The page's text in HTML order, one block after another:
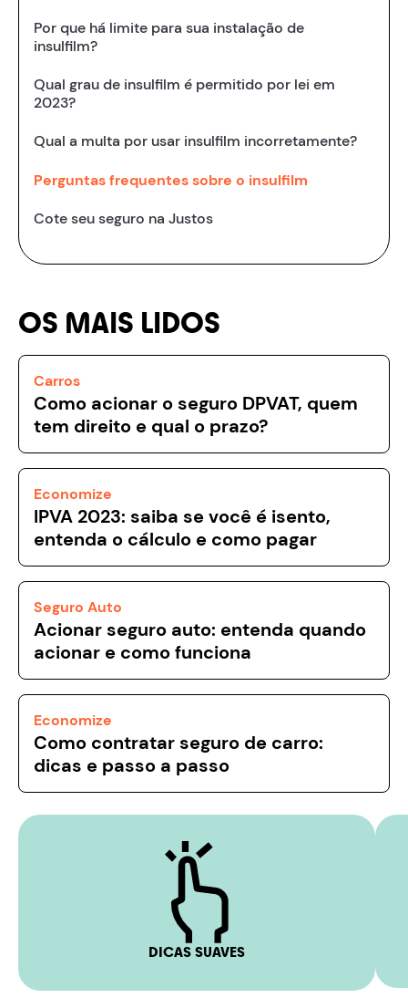
Por que há limite para sua instalação de
insulfilm?
Qual grau de insulfilm é permitido por lei em
2023?
Qual a multa por usar insulfilm incorretamente?
Perguntas frequentes sobre o insulfilm
Cote seu seguro na Justos
OS MAIS LIDOS
Carros
Como acionar o seguro DPVAT, quem
tem direito e qual o prazo?
Economize
IPVA 2023: saiba se você é isento,
entenda o cálculo e como pagar
Seguro Auto
Acionar seguro auto: entenda quando
acionar e como funciona
Economize
Como contratar seguro de carro:
dicas e passo a passo
DICAS SUAVES